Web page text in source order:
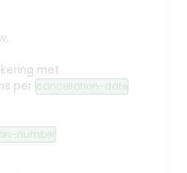
met
per cancellation-date
number